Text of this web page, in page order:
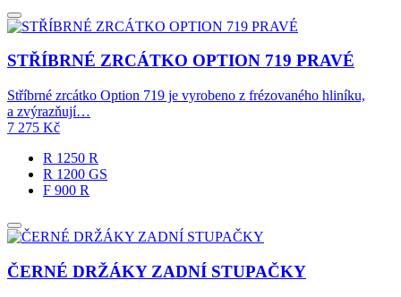
STŘÍBRNÉ ZRCÁTKO OPTION 719 PRAVÉ
Stříbrné zrcátko Option 719 je vyrobeno z frézovaného hliníku,
a zvýrazňují…
7 275 Kč
R 1250 R
R 1200 GS
F 900 R
ČERNÉ DRŽÁKY ZADNÍ STUPAČKY